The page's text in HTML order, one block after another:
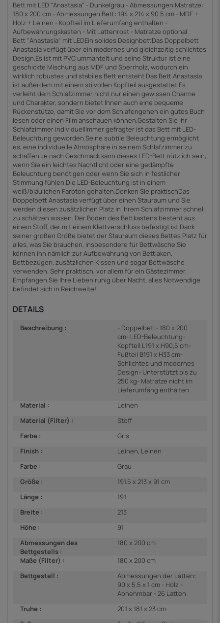
Bett mit LED "Anastasia" - Dunkelgrau - Abmessungen Matratze:
180 x 200 cm - Abmessungen Bett: 194 x 214 x 90.5 cm - MDF +
Holz + Leinen - Kopfteil im Lieferumfang enthalten -
Aufbewahrungskasten - Mit Lattenrost - Matratze optional
Bett "Anastasia" mit LEDEin solides DesignbettDas Doppelbett
Anastasia verfügt über ein modernes und gleichzeitig schlichtes
Design.Es ist mit PVC ummantelt und seine Struktur ist eine
geschickte Mischung aus MDF und Sperrholz, wodurch ein
wirklich robustes und stabiles Bett entsteht.Das Bett Anastasia
ist außerdem mit einem stilvollen Kopfteil ausgestattet.Es
verleiht dem Schlafzimmer nicht nur einen gewissen Charme
und Charakter, sondern bietet Ihnen auch eine bequeme
Rückenstütze, damit Sie vor dem Schlafengehen ein gutes Buch
lesen oder einen Film anschauen können.Gestalten Sie Ihr
Schlafzimmer individuellImmer gefragter ist das Bett mit LED-
Beleuchtung geworden.Seine subtile Beleuchtung ermöglicht
es, eine individuelle Atmosphäre in seinem Schlafzimmer zu
schaffen.Je nach Geschmack kann dieses LED-Bett nützlich sein,
wenn Sie ein leichtes Nachtlicht oder eine gedämpfte
Beleuchtung benötigen oder wenn Sie sich in festlicher
Stimmung fühlen.Die LED-Beleuchtung ist in einem
weiß/bläulichen Farbton gehalten.Denken Sie praktischDas
Doppelbett Anastasia verfügt über einen Stauraum und Sie
werden diesen zusätzlichen Platz in Ihrem Schlafzimmer schnell
zu schätzen wissen. Der Boden des Bettkastens besteht aus
einem Stoff, der mit einem Klettverschluss befestigt ist.Dank
seiner großen Größe bietet der Stauraum dieses Bettes Platz für
alles, was Sie brauchen, insbesondere für Bettwäsche.Sie
können ihn nämlich zur Aufbewahrung von Bettlaken,
Bettbezügen, zusätzlichen Kissen und sogar Bettwäsche
verwenden. Sehr praktisch, vor allem für ein Gästezimmer.
Empfangen Sie Ihre Lieben ruhig über Nacht, alles Notwendige
befindet sich in Reichweite!
DETAILS
Beschreibung :
- Doppelbett- 180 x 200
cm- LED-Beleuchtung-
Kopfteil L191 x H90,5 cm-
Fußteil B191 x H33 cm-
Schlichtes und modernes
Design- Unterstützt bis zu
250 kg- Matratze nicht im
Lieferumfang enthalten
Material :
Leinen
Material (Filter) :
Stoff
Farbe :
Gris
Finish :
Leinen, Leinen
Farbe :
Grau
Größe :
191.5 x 213 x 91 cm
Länge :
191
Breite :
213
Höhe :
91
Abmessungen des
Bettgestells :
180 x 200 cm
Maße (Filter) :
180 x 200 cm
Bettgestell :
Abmessungen der Latten:
90 x 5.5 x 1 cm - Holz -
Abnehmbar - 26 Latten
Truhe :
201 x 181 x 23 cm